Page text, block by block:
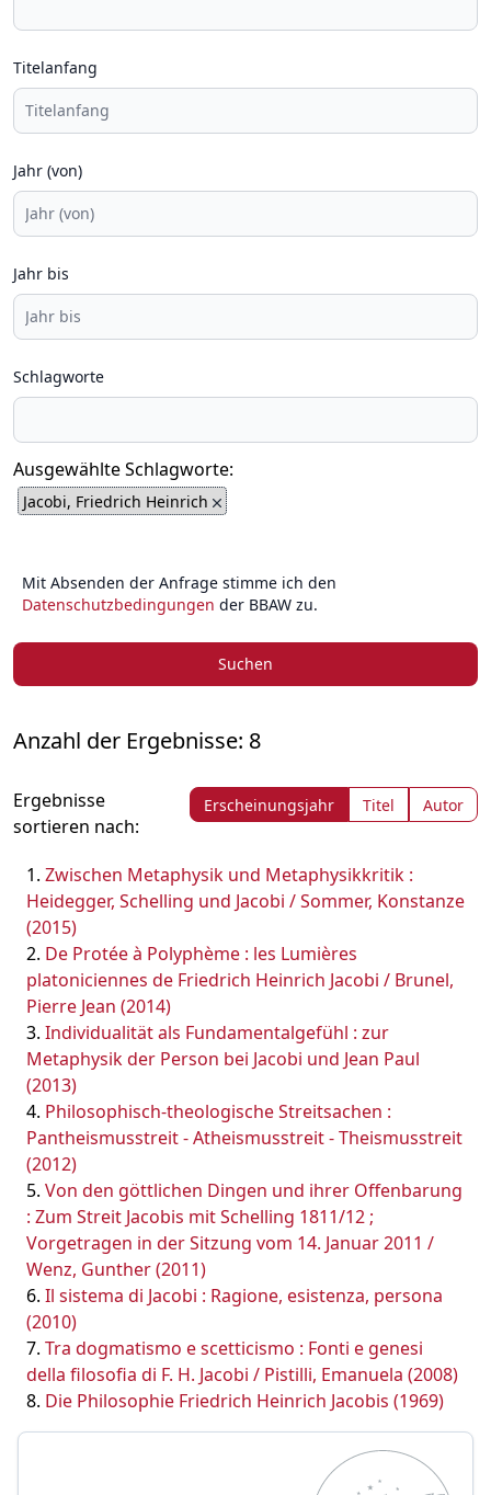
Titelanfang
Jahr (von)
Jahr bis
Schlagworte
Ausgewählte Schlagworte:
Jacobi, Friedrich Heinrich
Mit Absenden der Anfrage stimme ich den
Datenschutzbedingungen der BBAW zu.
Suchen
Anzahl der Ergebnisse: 8
Ergebnisse
sortieren nach:
Erscheinungsjahr Titel Autor
Zwischen Metaphysik und Metaphysikkritik :
Heidegger, Schelling und Jacobi / Sommer, Konstanze
(2015)
De Protée à Polyphème : les Lumières
platoniciennes de Friedrich Heinrich Jacobi / Brunel,
Pierre Jean (2014)
Individualität als Fundamentalgefühl : zur
Metaphysik der Person bei Jacobi und Jean Paul
(2013)
Philosophisch-theologische Streitsachen :
Pantheismusstreit - Atheismusstreit - Theismusstreit
(2012)
Von den göttlichen Dingen und ihrer Offenbarung
: Zum Streit Jacobis mit Schelling 1811/12 ;
Vorgetragen in der Sitzung vom 14. Januar 2011 /
Wenz, Gunther (2011)
Il sistema di Jacobi : Ragione, esistenza, persona
(2010)
Tra dogmatismo e scetticismo : Fonti e genesi
della filosofia di F. H. Jacobi / Pistilli, Emanuela (2008)
Die Philosophie Friedrich Heinrich Jacobis (1969)